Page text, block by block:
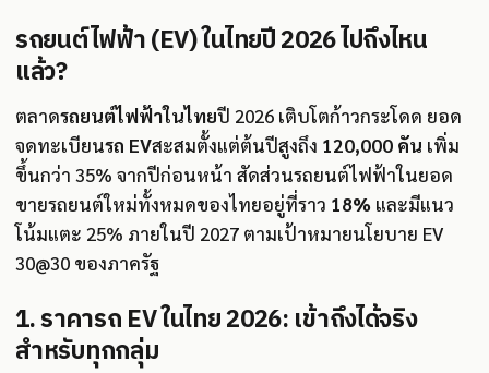
รถยนต์ไฟฟ้า (EV) ในไทยปี 2026 ไปถึงไหน
แล้ว?
ตลาดรถยนต์ไฟฟ้าในไทยปี 2026 เติบโตก้าวกระโดด ยอด
จดทะเบียนรถ EVสะสมตั้งแต่ต้นปีสูงถึง 120,000 คัน เพิ่ม
ขึ้นกว่า 35% จากปีก่อนหน้า สัดส่วนรถยนต์ไฟฟ้าในยอด
ขายรถยนต์ใหม่ทั้งหมดของไทยอยู่ที่ราว 18% และมีแนว
โน้มแตะ 25% ภายในปี 2027 ตามเป้าหมายนโยบาย EV
30@30 ของภาครัฐ
1. ราคารถ EV ในไทย 2026: เข้าถึงได้จริง
สำหรับทุกกลุ่ม